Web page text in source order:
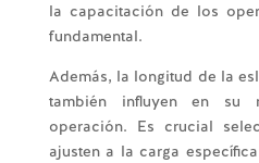
la capacitación de los
fundamental.
Además, la longitud de la
también influyen en su
operación. Es crucial
ajusten a la carga